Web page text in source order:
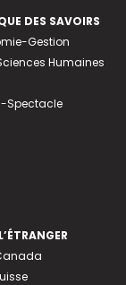
DES SAVOIRS
Gestion
Humaines
Spectacle